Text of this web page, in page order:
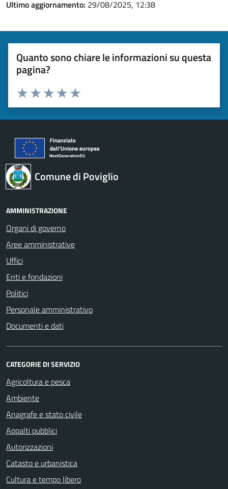
Ultimo aggiornamento: 29/08/2025, 12:38
Quanto sono chiare le informazioni su questa
pagina?
Valuta 5 stelle su 5
Valuta 4 stelle su 5
Valuta 3 stelle su 5
Valuta 2 stelle su 5
Valuta 1 stelle su 5
Comune di Poviglio
AMMINISTRAZIONE
Organi di governo
Aree amministrative
Uffici
Enti e fondazioni
Politici
Personale amministrativo
Documenti e dati
CATEGORIE DI SERVIZIO
Agricoltura e pesca
Ambiente
Anagrafe e stato civile
Appalti pubblici
Autorizzazioni
Catasto e urbanistica
Cultura e tempo libero